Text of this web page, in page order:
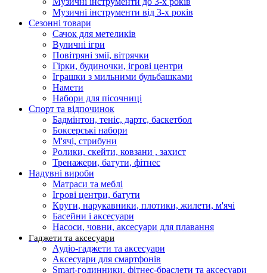
Музичні інструменти від 3-х років
Сезонні товари
Сачок для метеликів
Вуличні ігри
Повітряні змії, вітрячки
Гірки, будиночки, ігрові центри
Іграшки з мильними бульбашками
Намети
Набори для пісочниці
Спорт та відпочинок
Бадмінтон, теніс, дартс, баскетбол
Боксерські набори
М'ячі, стрибуни
Ролики, скейти, ковзани , захист
Тренажери, батути, фітнес
Надувні вироби
Матраси та меблі
Ігрові центри, батути
Круги, нарукавники, плотики, жилети, м'ячі
Басейни і аксесуари
Насоси, човни, аксесуари для плавання
Гаджети та аксесуари
Аудіо-гаджети та аксесуари
Аксесуари для смартфонів
Smart-годинники, фітнес-браслети та аксесуари